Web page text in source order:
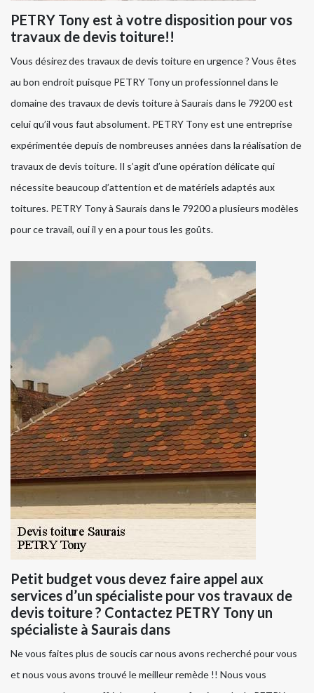
PETRY Tony est à votre disposition pour vos
travaux de devis toiture!!
Vous désirez des travaux de devis toiture en urgence ? Vous êtes
au bon endroit puisque PETRY Tony un professionnel dans le
domaine des travaux de devis toiture à Saurais dans le 79200 est
celui qu’il vous faut absolument. PETRY Tony est une entreprise
expérimentée depuis de nombreuses années dans la réalisation de
travaux de devis toiture. Il s’agit d’une opération délicate qui
nécessite beaucoup d’attention et de matériels adaptés aux
toitures. PETRY Tony à Saurais dans le 79200 a plusieurs modèles
pour ce travail, oui il y en a pour tous les goûts.
Petit budget vous devez faire appel aux
services d’un spécialiste pour vos travaux de
devis toiture ? Contactez PETRY Tony un
spécialiste à Saurais dans
Ne vous faites plus de soucis car nous avons recherché pour vous
et nous vous avons trouvé le meilleur remède !! Nous vous